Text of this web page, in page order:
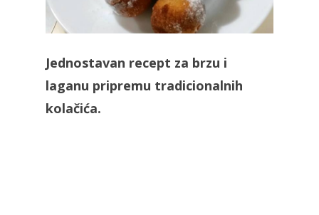
Jednostavan recept za brzu i
laganu pripremu tradicionalnih
kolačića.